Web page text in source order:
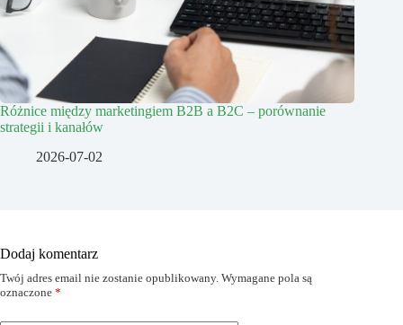
Różnice między marketingiem B2B a B2C – porównanie
strategii i kanałów
2026-07-02
Dodaj komentarz
Twój adres email nie zostanie opublikowany. Wymagane pola są
oznaczone *